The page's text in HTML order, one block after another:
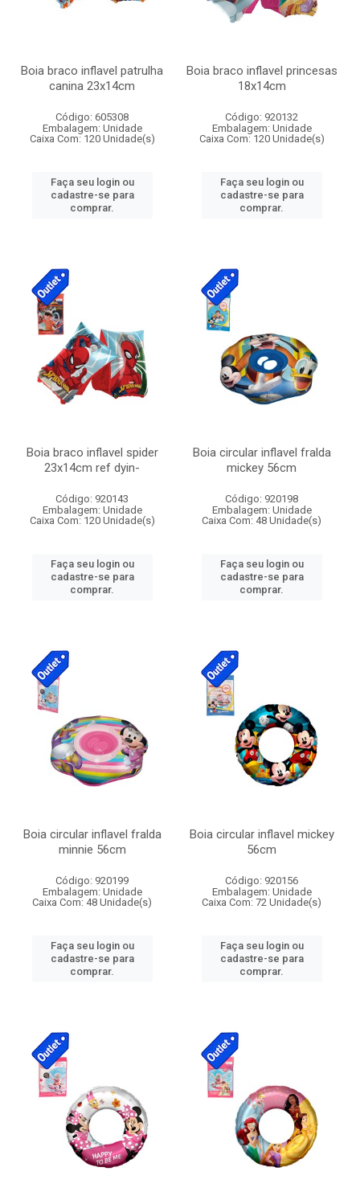
Boia braco inflavel patrulha
canina 23x14cm
Código: 605308
Embalagem: Unidade
Caixa Com: 120 Unidade(s)
Faça seu login ou
cadastre-se para
comprar.
Boia braco inflavel princesas
18x14cm
Código: 920132
Embalagem: Unidade
Caixa Com: 120 Unidade(s)
Faça seu login ou
cadastre-se para
comprar.
Boia braco inflavel spider
23x14cm ref dyin-
Código: 920143
Embalagem: Unidade
Caixa Com: 120 Unidade(s)
Faça seu login ou
cadastre-se para
comprar.
Boia circular inflavel fralda
mickey 56cm
Código: 920198
Embalagem: Unidade
Caixa Com: 48 Unidade(s)
Faça seu login ou
cadastre-se para
comprar.
Boia circular inflavel fralda
minnie 56cm
Código: 920199
Embalagem: Unidade
Caixa Com: 48 Unidade(s)
Faça seu login ou
cadastre-se para
comprar.
Boia circular inflavel mickey
56cm
Código: 920156
Embalagem: Unidade
Caixa Com: 72 Unidade(s)
Faça seu login ou
cadastre-se para
comprar.